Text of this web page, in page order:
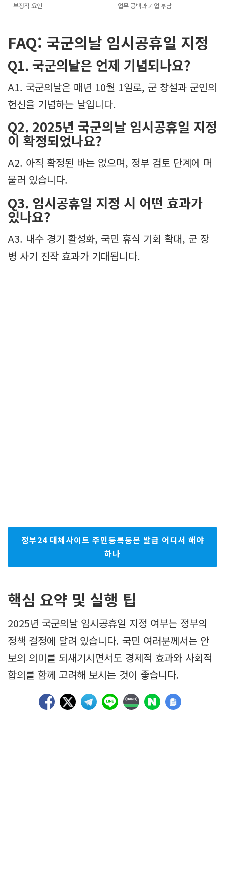
부정적 요인
업무 공백과 기업 부담
FAQ: 국군의날 임시공휴일 지정
Q1. 국군의날은 언제 기념되나요?
A1. 국군의날은 매년 10월 1일로, 군 창설과 군인의
헌신을 기념하는 날입니다.
Q2. 2025년 국군의날 임시공휴일 지정
이 확정되었나요?
A2. 아직 확정된 바는 없으며, 정부 검토 단계에 머
물러 있습니다.
Q3. 임시공휴일 지정 시 어떤 효과가
있나요?
A3. 내수 경기 활성화, 국민 휴식 기회 확대, 군 장
병 사기 진작 효과가 기대됩니다.
정부24 대체사이트 주민등록등본 발급 어디서 해야
하나
핵심 요약 및 실행 팁
2025년 국군의날 임시공휴일 지정 여부는 정부의
정책 결정에 달려 있습니다. 국민 여러분께서는 안
보의 의미를 되새기시면서도 경제적 효과와 사회적
합의를 함께 고려해 보시는 것이 좋습니다.